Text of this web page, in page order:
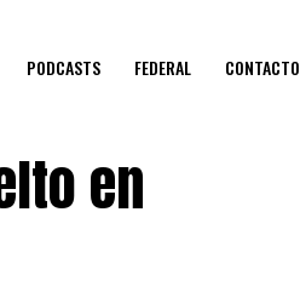
PODCASTS FEDERAL CONTACTO
en